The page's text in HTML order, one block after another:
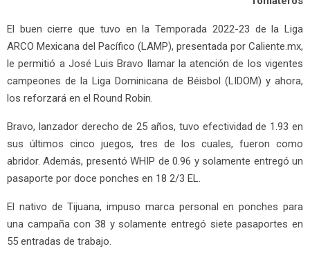
El buen cierre que tuvo en la Temporada 2022-23 de la Liga
ARCO Mexicana del Pacífico (LAMP), presentada por Caliente.mx,
le permitió a José Luis Bravo llamar la atención de los vigentes
campeones de la Liga Dominicana de Béisbol (LIDOM) y ahora,
los reforzará en el Round Robin.
Bravo, lanzador derecho de 25 años, tuvo efectividad de 1.93 en
sus últimos cinco juegos, tres de los cuales, fueron como
abridor. Además, presentó WHIP de 0.96 y solamente entregó un
pasaporte por doce ponches en 18 2/3 EL.
El nativo de Tijuana, impuso marca personal en ponches para
una campaña con 38 y solamente entregó siete pasaportes en
55 entradas de trabajo.